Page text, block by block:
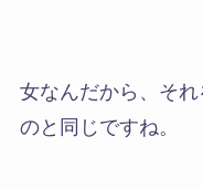
女なんだから、そ
のと同じですね。